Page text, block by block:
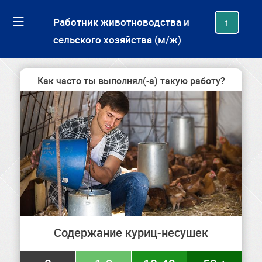
Работник животноводства и
сельского хозяйства (м/ж)
1
Как часто ты выполнял(-а) такую работу?
Содержание куриц-несушек